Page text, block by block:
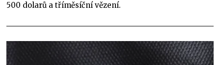
500 dolarů a tříměsíční vězení.